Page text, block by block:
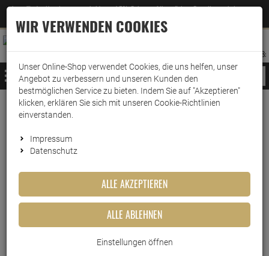
Jetzt für den Newsletter entscheiden und 5% Rabatt auf Ihre nächste Bestellung erhalten
–Zum Newsletter
ANMELDEN
AUFKLAPPEN
MERKZETTEL
WARENKORB:
MENÜ
Echte
EINLOGGEN UND BEWERTUNG SCHREIBEN
WIR VERWENDEN COOKIES
Unser Online-Shop verwendet Cookies, die uns helfen, unser
Angebot zu verbessern und unseren Kunden den
bestmöglichen Service zu bieten. Indem Sie auf "Akzeptieren"
klicken, erklären Sie sich mit unseren Cookie-Richtlinien
einverstanden.
Impressum
Datenschutz
ALLE AKZEPTIEREN
ALLE ABLEHNEN
Einstellungen öffnen